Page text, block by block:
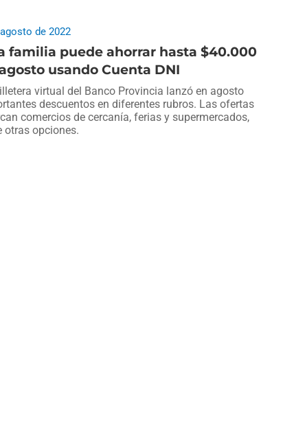
familia puede ahorrar hasta $40.000
usando Cuenta DNI
de 2022
virtual del Banco Provincia lanzó en agosto
descuentos en diferentes rubros. Las ofertas
comercios de cercanía, ferias y supermercados,
otras opciones.